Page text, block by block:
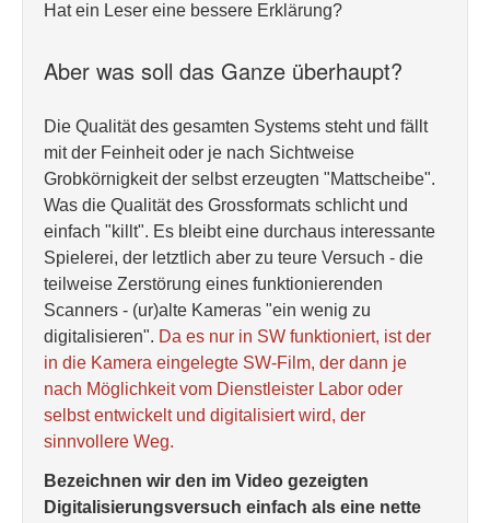
Hat ein Leser eine bessere Erklärung?
Aber was soll das Ganze überhaupt?
Die Qualität des gesamten Systems steht und fällt
mit der Feinheit oder je nach Sichtweise
Grobkörnigkeit der selbst erzeugten "Mattscheibe".
Was die Qualität des Grossformats schlicht und
einfach "killt". Es bleibt eine durchaus interessante
Spielerei, der letztlich aber zu teure Versuch - die
teilweise Zerstörung eines funktionierenden
Scanners - (ur)alte Kameras "ein wenig zu
digitalisieren". Da es nur in SW funktioniert, ist der
in die Kamera eingelegte SW-Film, der dann je
nach Möglichkeit vom Dienstleister Labor oder
selbst entwickelt und digitalisiert wird, der
sinnvollere Weg.
Bezeichnen wir den im Video gezeigten
Digitalisierungsversuch einfach als eine nette